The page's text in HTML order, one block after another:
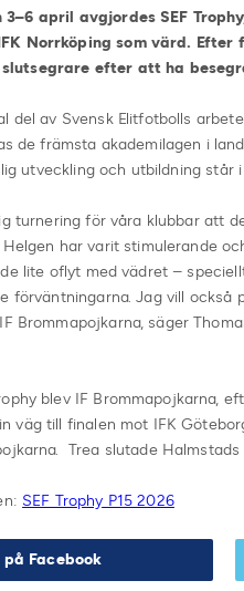
3–6 april avgjordes SEF
Norrköping som värd.
slutsegrare efter att ha
del av Svensk Elitfotbolls
de främsta akademilagen i
utveckling och utbildning står
turnering för våra klubbar att
har varit stimulerande
lite oflyt med vädret –
förväntningarna. Jag vill
Brommapojkarna, säger
blev IF Brommapojkarna,
väg till finalen mot IFK
Trea slutade Halmstads
SEF Trophy P15 2026
på Facebook